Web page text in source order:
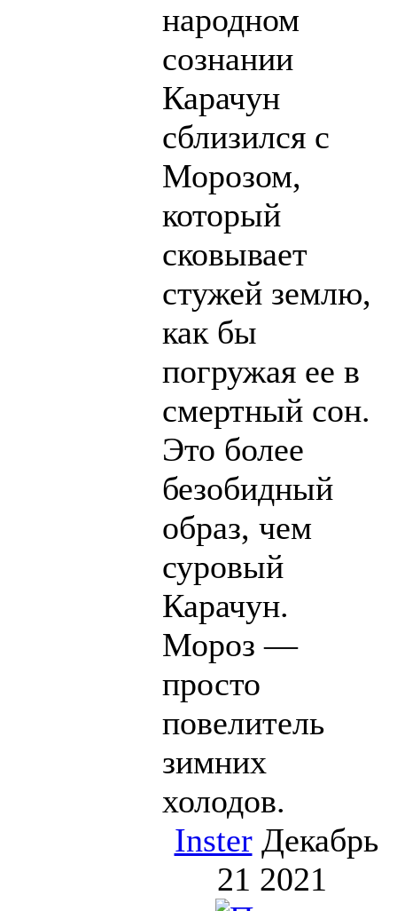
народном
сознании
Карачун
сблизился с
Морозом,
который
сковывает
стужей землю,
как бы
погружая ее в
смертный сон.
Это более
безобидный
образ, чем
суровый
Карачун.
Мороз —
просто
повелитель
зимних
холодов.
InsterДекабрь
21 2021